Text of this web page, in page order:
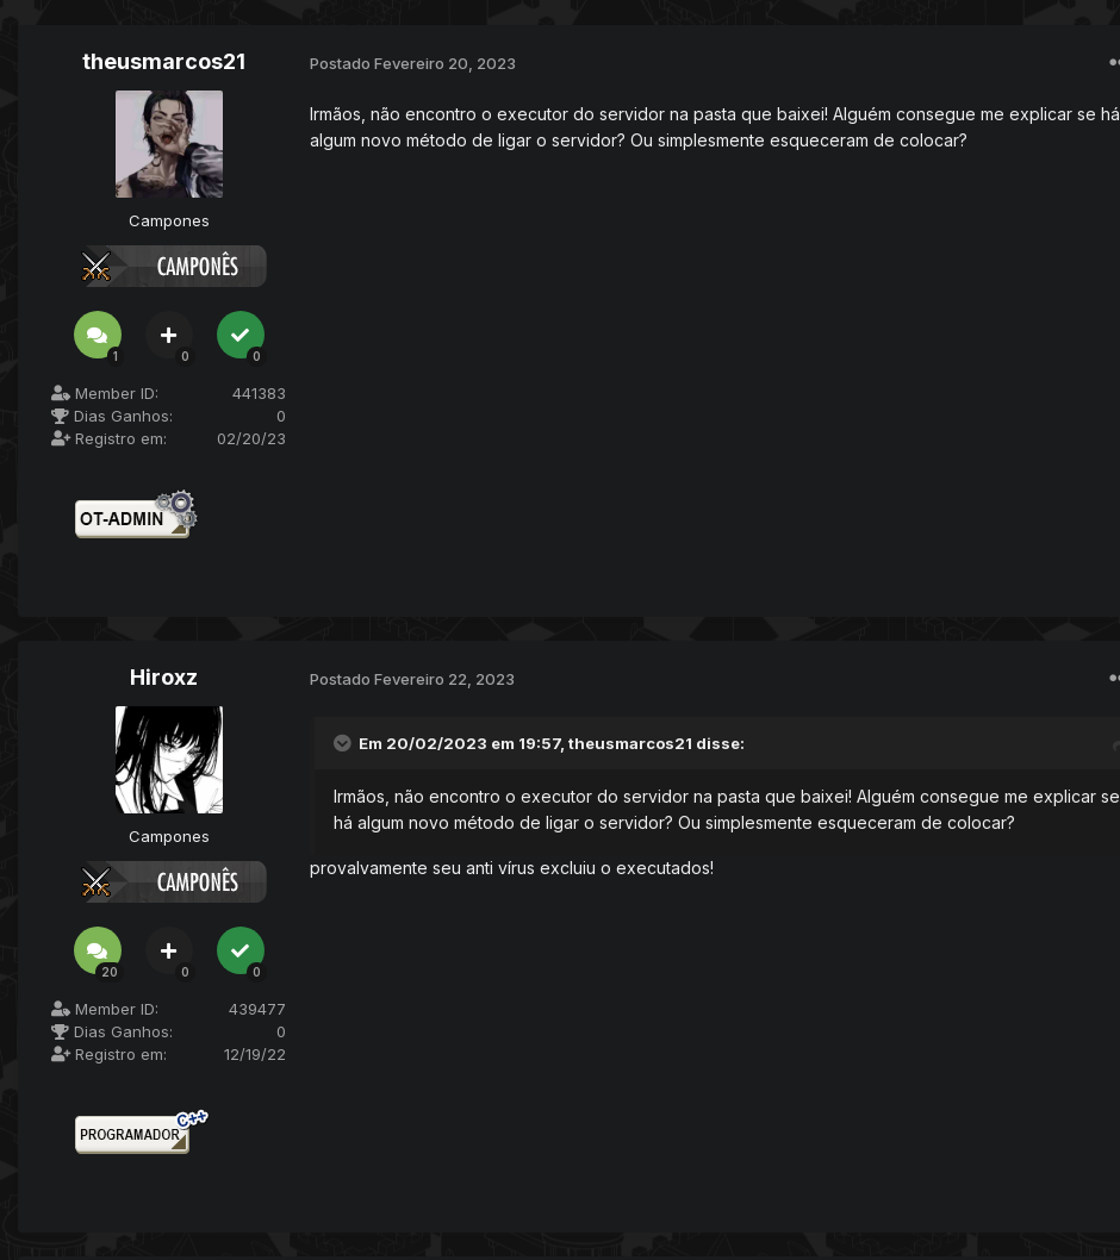
Download: Tudo incluso no Arquivo, cliente, source, versões antigas e atual, compiladores,
Pokemon Imperium.rar.full
dropstone.lua
Mostrar conteúdo oculto
theusmarcos21
Campones
1 0 0
Member ID:
441383
Dias Ganhos:
0
Registro em:
02/20/23
Postado Fevereiro 20, 2023
Irmãos, não encontro o executor do servidor na pasta que baixei! Alguém consegue me explicar se há
algum novo método de ligar o servidor? Ou simplesmente esqueceram de colocar?
Hiroxz
Campones
20 0 0
Member ID:
439477
Dias Ganhos:
0
Registro em:
12/19/22
Postado Fevereiro 22, 2023
Em 20/02/2023 em 19:57, theusmarcos21 disse:
Irmãos, não encontro o executor do servidor na pasta que baixei! Alguém consegue me explicar se
há algum novo método de ligar o servidor? Ou simplesmente esqueceram de colocar?
provalvamente seu anti vírus excluiu o executados!